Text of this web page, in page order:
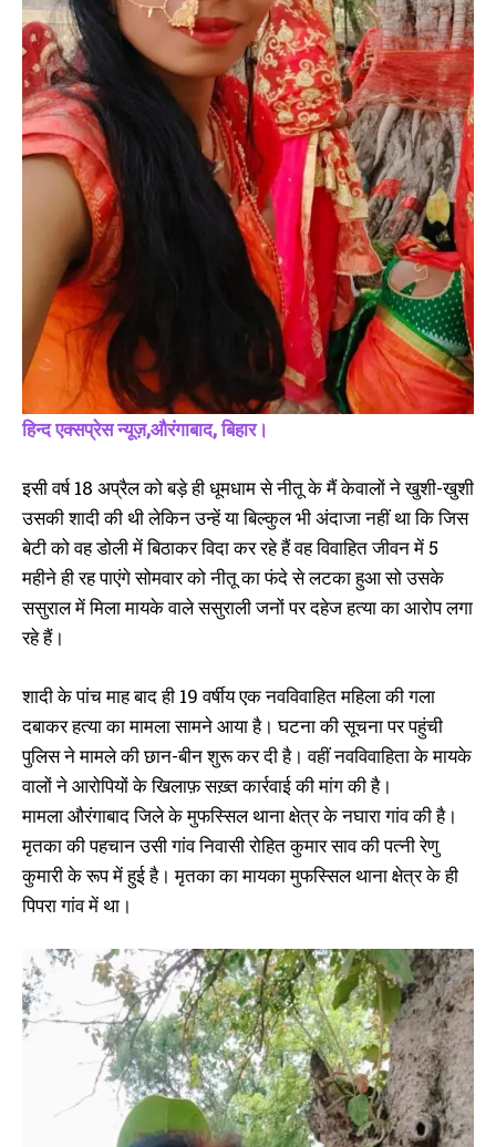
के कांस्टेबल पर एक साल पूर्व ब्याही
पत्नी का गला घोंट कर मारने का आरोप
October 17, 2022
In "आरा"
पीटकर हत्या, शादी के बाद से ही दहेज
के लिए ससुराल वाले करते थे प्रताड़ित
November 2, 2022
In "औरंगाबाद"
प्रेम जाल में फंसा कर लड़की से किया
शादी, गर्भवती होने पर लड़के ने घर से
निकाला, इंसाफ के लिए दर दर भटक
रही है युवती
October 1, 2023
In "औरंगाबाद"
हिन्द एक्सप्रेस न्यूज़,औरंगाबाद, बिहार।
इसी वर्ष 18 अप्रैल को बड़े ही धूमधाम से नीतू के मैं केवालों ने खुशी-खुशी
उसकी शादी की थी लेकिन उन्हें या बिल्कुल भी अंदाजा नहीं था कि जिस
बेटी को वह डोली में बिठाकर विदा कर रहे हैं वह विवाहित जीवन में 5
महीने ही रह पाएंगे सोमवार को नीतू का फंदे से लटका हुआ सो उसके
ससुराल में मिला मायके वाले ससुराली जनों पर दहेज हत्या का आरोप लगा
रहे हैं।
शादी के पांच माह बाद ही 19 वर्षीय एक नवविवाहित महिला की गला
दबाकर हत्या का मामला सामने आया है। घटना की सूचना पर पहुंची
पुलिस ने मामले की छान-बीन शुरू कर दी है। वहीं नवविवाहिता के मायके
वालों ने आरोपियों के खिलाफ़ सख़्त कार्रवाई की मांग की है।
मामला औरंगाबाद जिले के मुफस्सिल थाना क्षेत्र के नघारा गांव की है।
मृतका की पहचान उसी गांव निवासी रोहित कुमार साव की पत्नी रेणु
कुमारी के रूप में हुई है। मृतका का मायका मुफस्सिल थाना क्षेत्र के ही
पिपरा गांव में था।